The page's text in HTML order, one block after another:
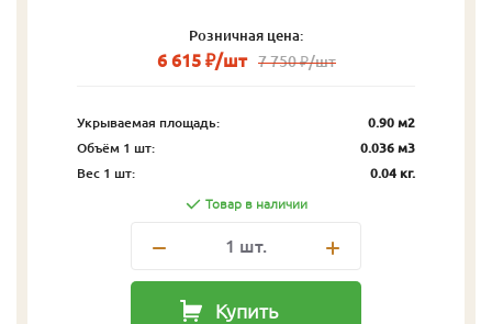
Розничная цена:
6 615 ₽/шт 7 750 ₽/шт
Укрываемая площадь:
0.90 м2
Объём 1 шт:
0.036 м3
Вес 1 шт:
0.04 кг.
Товар в наличии
1 шт.
Купить